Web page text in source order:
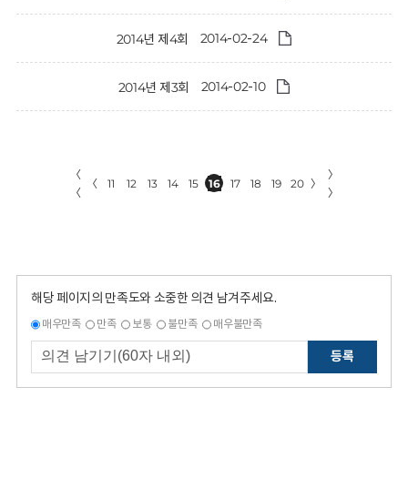
2014년 제4회 2014-02-24
2014년 제3회 2014-02-10
〈
〈
〈 11 12 13 14 15 16 17 18 19 20 〉
〉
〉
해당 페이지의 만족도와 소중한 의견 남겨주세요.
매우만족 만족 보통 불만족 매우불만족
등록